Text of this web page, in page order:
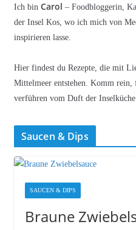
Ich bin Carol – Foodbloggerin,
der Insel Kos, wo ich mich von
inspirieren lasse.
Hier findest du Rezepte, die mit
Mittelmeer entstehen. Komm
verführen vom Duft der
Saucen & Dips
SAUCEN & DIPS
Braune